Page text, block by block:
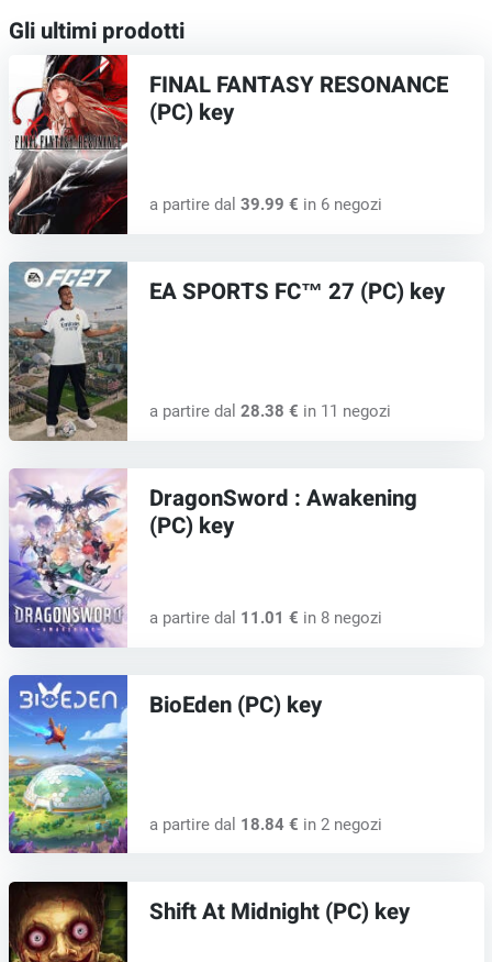
Gli ultimi prodotti
FINAL FANTASY RESONANCE
(PC) key
a partire dal 39.99 € in 6 negozi
EA SPORTS FC™ 27 (PC) key
a partire dal 28.38 € in 11 negozi
DragonSword : Awakening
(PC) key
a partire dal 11.01 € in 8 negozi
BioEden (PC) key
a partire dal 18.84 € in 2 negozi
Shift At Midnight (PC) key